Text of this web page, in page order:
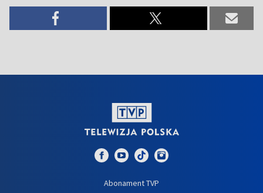
Abonament TVP